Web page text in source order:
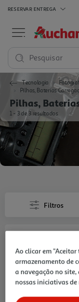
RESERVAR ENTREGA
Pesquisar
Tecnologia
Pilhas, Baterias
Pilhas,
1 - 3 de 3 resultados
Filtros
6013001711
Ao clicar em "Aceitar
armazenamento de
a navegação no
nossas iniciativas